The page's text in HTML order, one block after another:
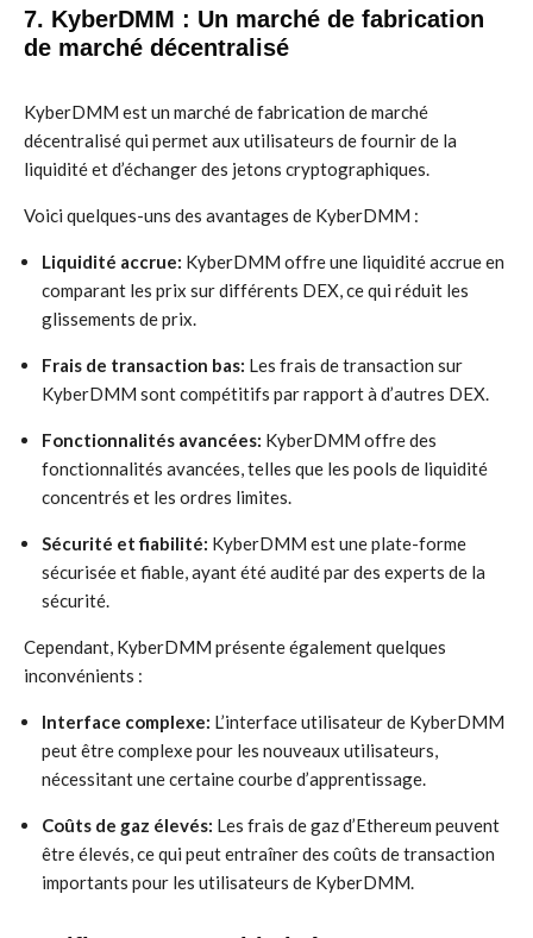
7. KyberDMM : Un marché de fabrication
de marché décentralisé
KyberDMM est un marché de fabrication de marché
décentralisé qui permet aux utilisateurs de fournir de la
liquidité et d’échanger des jetons cryptographiques.
Voici quelques-uns des avantages de KyberDMM :
Liquidité accrue: KyberDMM offre une liquidité accrue en
comparant les prix sur différents DEX, ce qui réduit les
glissements de prix.
Frais de transaction bas: Les frais de transaction sur
KyberDMM sont compétitifs par rapport à d’autres DEX.
Fonctionnalités avancées: KyberDMM offre des
fonctionnalités avancées, telles que les pools de liquidité
concentrés et les ordres limites.
Sécurité et fiabilité: KyberDMM est une plate-forme
sécurisée et fiable, ayant été audité par des experts de la
sécurité.
Cependant, KyberDMM présente également quelques
inconvénients :
Interface complexe: L’interface utilisateur de KyberDMM
peut être complexe pour les nouveaux utilisateurs,
nécessitant une certaine courbe d’apprentissage.
Coûts de gaz élevés: Les frais de gaz d’Ethereum peuvent
être élevés, ce qui peut entraîner des coûts de transaction
importants pour les utilisateurs de KyberDMM.